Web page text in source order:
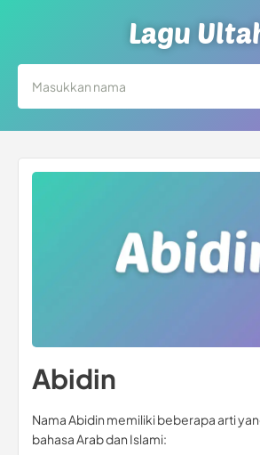
Lagu
Abidin
Nama Abidin memiliki beberapa arti
bahasa Arab dan Islami: